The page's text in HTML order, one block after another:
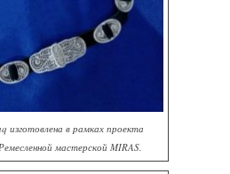
изготовлена в рамках проекта
мастерской MIRAS.